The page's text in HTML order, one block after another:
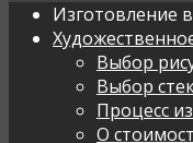
Изготовление
Выбор
Выбор
Процесс
О